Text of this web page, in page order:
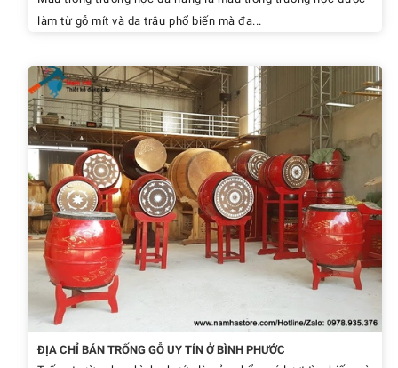
làm từ gỗ mít và da trâu phổ biến mà đa...
ĐỊA CHỈ BÁN TRỐNG GỖ UY TÍN Ở BÌNH PHƯỚC